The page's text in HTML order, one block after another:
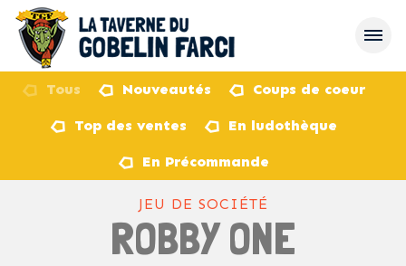
Tous Nouveautés Coups de coeur
Top des ventes En ludothèque
En Précommande
JEU DE SOCIÉTÉ
ROBBY ONE